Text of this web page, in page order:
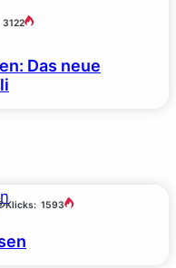
3122
Das neue
Klicks: 1593